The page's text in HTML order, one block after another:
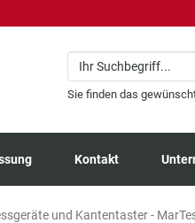
Sie finden das
Kontakt
und Kantentaster -